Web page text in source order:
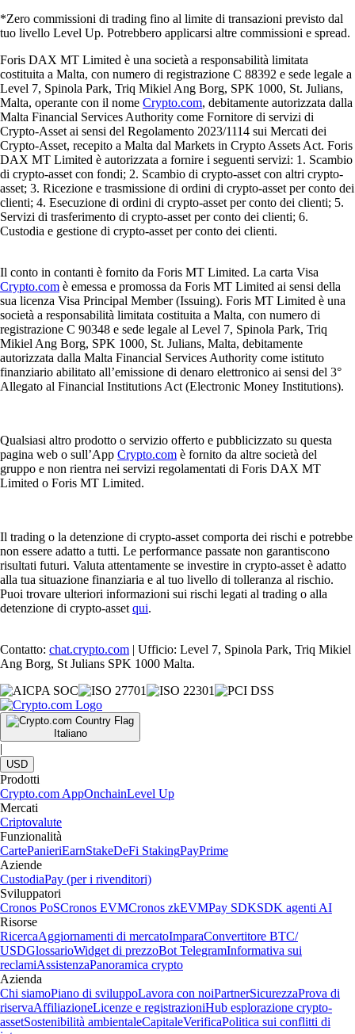
*Zero commissioni di trading fino al limite di transazioni previsto dal
tuo livello Level Up. Potrebbero applicarsi altre commissioni e spread.
Foris DAX MT Limited è una società a responsabilità limitata
costituita a Malta, con numero di registrazione C 88392 e sede legale a
Level 7, Spinola Park, Triq Mikiel Ang Borg, SPK 1000, St. Julians,
Malta, operante con il nome Crypto.com, debitamente autorizzata dalla
Malta Financial Services Authority come Fornitore di servizi di
Crypto-Asset ai sensi del Regolamento 2023/1114 sui Mercati dei
Crypto-Asset, recepito a Malta dal Markets in Crypto Assets Act. Foris
DAX MT Limited è autorizzata a fornire i seguenti servizi: 1. Scambio
di crypto-asset con fondi; 2. Scambio di crypto-asset con altri crypto-
asset; 3. Ricezione e trasmissione di ordini di crypto-asset per conto dei
clienti; 4. Esecuzione di ordini di crypto-asset per conto dei clienti; 5.
Servizi di trasferimento di crypto-asset per conto dei clienti; 6.
Custodia e gestione di crypto-asset per conto dei clienti.
Il conto in contanti è fornito da Foris MT Limited. La carta Visa
Crypto.com è emessa e promossa da Foris MT Limited ai sensi della
sua licenza Visa Principal Member (Issuing). Foris MT Limited è una
società a responsabilità limitata costituita a Malta, con numero di
registrazione C 90348 e sede legale al Level 7, Spinola Park, Triq
Mikiel Ang Borg, SPK 1000, St. Julians, Malta, debitamente
autorizzata dalla Malta Financial Services Authority come istituto
finanziario abilitato all’emissione di denaro elettronico ai sensi del 3°
Allegato al Financial Institutions Act (Electronic Money Institutions).
Qualsiasi altro prodotto o servizio offerto e pubblicizzato su questa
pagina web o sull’App Crypto.com è fornito da altre società del
gruppo e non rientra nei servizi regolamentati di Foris DAX MT
Limited o Foris MT Limited.
Il trading o la detenzione di crypto-asset comporta dei rischi e potrebbe
non essere adatto a tutti. Le performance passate non garantiscono
risultati futuri. Valuta attentamente se investire in crypto-asset è adatto
alla tua situazione finanziaria e al tuo livello di tolleranza al rischio.
Puoi trovare ulteriori informazioni sui rischi legati al trading o alla
detenzione di crypto-asset qui.
Contatto: chat.crypto.com | Ufficio: Level 7, Spinola Park, Triq Mikiel
Ang Borg, St Julians SPK 1000 Malta.
Italiano
|
USD
Prodotti
Crypto.com AppOnchainLevel Up
Mercati
Criptovalute
Funzionalità
CartePanieriEarnStakeDeFi StakingPayPrime
Aziende
CustodiaPay (per i rivenditori)
Sviluppatori
Cronos PoSCronos EVMCronos zkEVMPay SDKSDK agenti AI
Risorse
RicercaAggiornamenti di mercatoImparaConvertitore BTC/
USDGlossarioWidget di prezzoBot TelegramInformativa sui
reclamiAssistenzaPanoramica crypto
Azienda
Chi siamoPiano di sviluppoLavora con noiPartnerSicurezzaProva di
riservaAffiliazioneLicenze e registrazioniHub esplorazione crypto-
assetSostenibilità ambientaleCapitaleVerificaPolitica sui conflitti di